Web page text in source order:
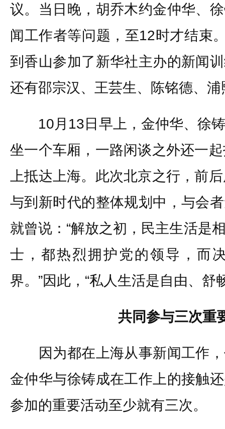
议。当日晚，胡乔木约金仲华、
闻工作者等问题，至12时才结束
到香山参加了新华社主办的新闻
还有邵宗汉、王芸生、陈铭德、浦
10月13日早上，金仲华、徐铸
坐一个车厢，一路闲谈之外还一
上抵达上海。此次北京之行，前
与到新时代的整体规划中，与会
就曾说：“解放之初，民主生活是
士，都热烈拥护党的领导，而
界。”因此，“私人生活是自由、舒
共同参与三次重
因为都在上海从事新闻工作，
金仲华与徐铸成在工作上的接触
参加的重要活动至少就有三次。